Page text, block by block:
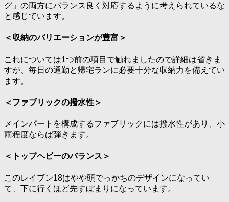
グ」の両方にバランス良く対応するように考えられているな
と感じています。
＜収納のバリエーションが豊富＞
これについては1つ前の項目で触れましたので詳細は省きま
すが、毎日の通勤と帰宅ランに必要十分な収納力を備えてい
ます。
＜ファブリックの撥水性＞
メインパートを構成するファブリックには撥水性があり、小
雨程度ならば弾きます。
＜トップヘビーのバランス＞
このレイブン18はやや頭でっかちのデザインになってい
て、下に行くほど先すぼまりになっています。